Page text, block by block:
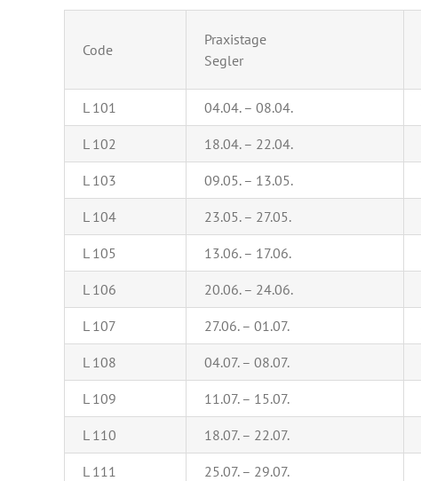
Code
Praxistage
Segler
L 101 04.04. – 08.04.
L 102 18.04. – 22.04.
L 103 09.05. – 13.05.
L 104 23.05. – 27.05.
L 105 13.06. – 17.06.
L 106 20.06. – 24.06.
L 107 27.06. – 01.07.
L 108 04.07. – 08.07.
L 109 11.07. – 15.07.
L 110 18.07. – 22.07.
L 111 25.07. – 29.07.